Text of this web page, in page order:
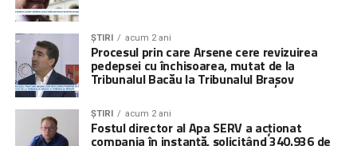
ȘTIRI acum 2 ani
Procesul prin care Arsene cere revizuirea
pedepsei cu închisoarea, mutat de la
Tribunalul Bacău la Tribunalul Brașov
ȘTIRI acum 2 ani
Fostul director al Apa SERV a acționat
compania în instanță, solicitând 340.936 de